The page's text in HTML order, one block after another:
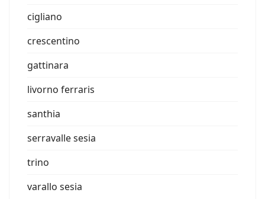
cigliano
crescentino
gattinara
livorno ferraris
santhia
serravalle sesia
trino
varallo sesia